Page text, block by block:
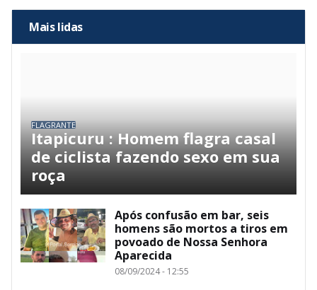
Mais lidas
FLAGRANTE
Itapicuru : Homem flagra casal
de ciclista fazendo sexo em sua
roça
Após confusão em bar, seis
homens são mortos a tiros em
povoado de Nossa Senhora
Aparecida
08/09/2024 - 12:55